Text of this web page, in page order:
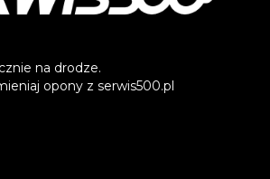
na drodze.
opony z serwis500.pl